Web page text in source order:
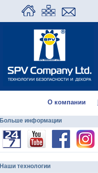
О компании
Больше информации
Наши технологии